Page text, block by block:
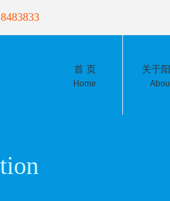
首 页
Home
关于